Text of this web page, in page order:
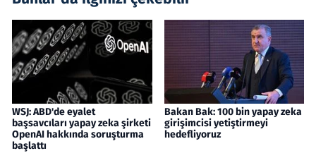
WSJ: ABD'de eyalet
başsavcıları yapay zeka şirketi
OpenAI hakkında soruşturma
başlattı
Bakan Bak: 100 bin yapay zeka
girişimcisi yetiştirmeyi
hedefliyoruz